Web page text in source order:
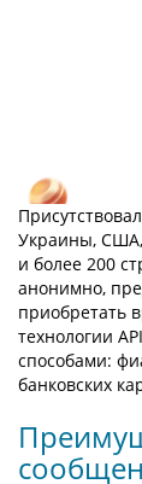
Украины, США,
и более 200
анонимно,
приобретать
технологии
способами:
банковских